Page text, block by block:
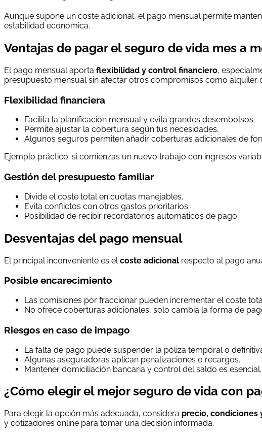
Aunque supone un coste adicional, el pago mensual permite
estabilidad económica.
Ventajas de pagar el seguro de vida mes a
El pago mensual aporta flexibilidad y control financiero,
presupuesto mensual sin afectar otros compromisos como alquiler
Flexibilidad financiera
Facilita la planificación mensual y evita grandes desembolsos.
Permite ajustar la cobertura según tus necesidades.
Algunos seguros permiten añadir coberturas adicionales de
Ejemplo práctico: si comienzas un nuevo trabajo con ingresos
Gestión del presupuesto familiar
Divide el coste total en cuotas manejables.
Evita conflictos con otros gastos prioritarios.
Posibilidad de recibir recordatorios automáticos de pago.
Desventajas del pago mensual
El principal inconveniente es el coste adicional respecto al pago
Posible encarecimiento
Las comisiones por fraccionar pueden incrementar el coste
No ofrece coberturas adicionales, solo cambia la forma de
Riesgos en caso de impago
La falta de pago puede suspender la póliza temporal o
Algunas aseguradoras aplican penalizaciones o recargos.
Mantener domiciliación bancaria y control del saldo es esencial.
¿Cómo elegir el mejor seguro de vida con
Para elegir la opción más adecuada, considera precio, condiciones
y cotizadores online para tomar una decisión informada.